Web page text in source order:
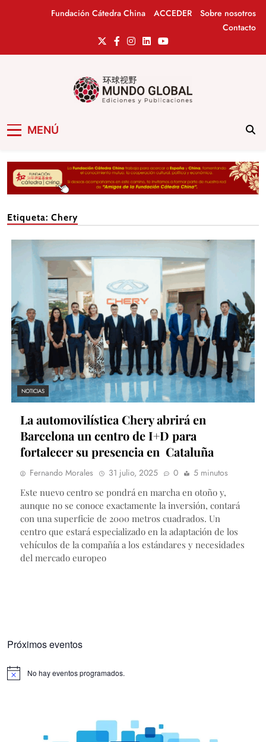
Fundación Cátedra China ACCEDER
Sobre nosotros
Contacto
MENÚ
Etiqueta: Chery
NOTICIAS
La automovilística Chery abrirá en
Barcelona un centro de I+D para
fortalecer su presencia en Cataluña
Fernando Morales 31 julio, 2025 0
5 minutos
Este nuevo centro se pondrá en marcha en otoño y,
aunque no se conoce exactamente la inversión, contará
con una superficie de 2000 metros cuadrados. Un
centro que estará especializado en la adaptación de los
vehículos de la compañía a los estándares y necesidades
del mercado europeo
Próximos eventos
Aviso No hay eventos programados.